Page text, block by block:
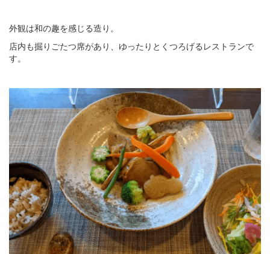
外観は和の趣を感じる造り。
店内も掘りごたつ席があり、ゆったりとくつろげるレストランで
す。